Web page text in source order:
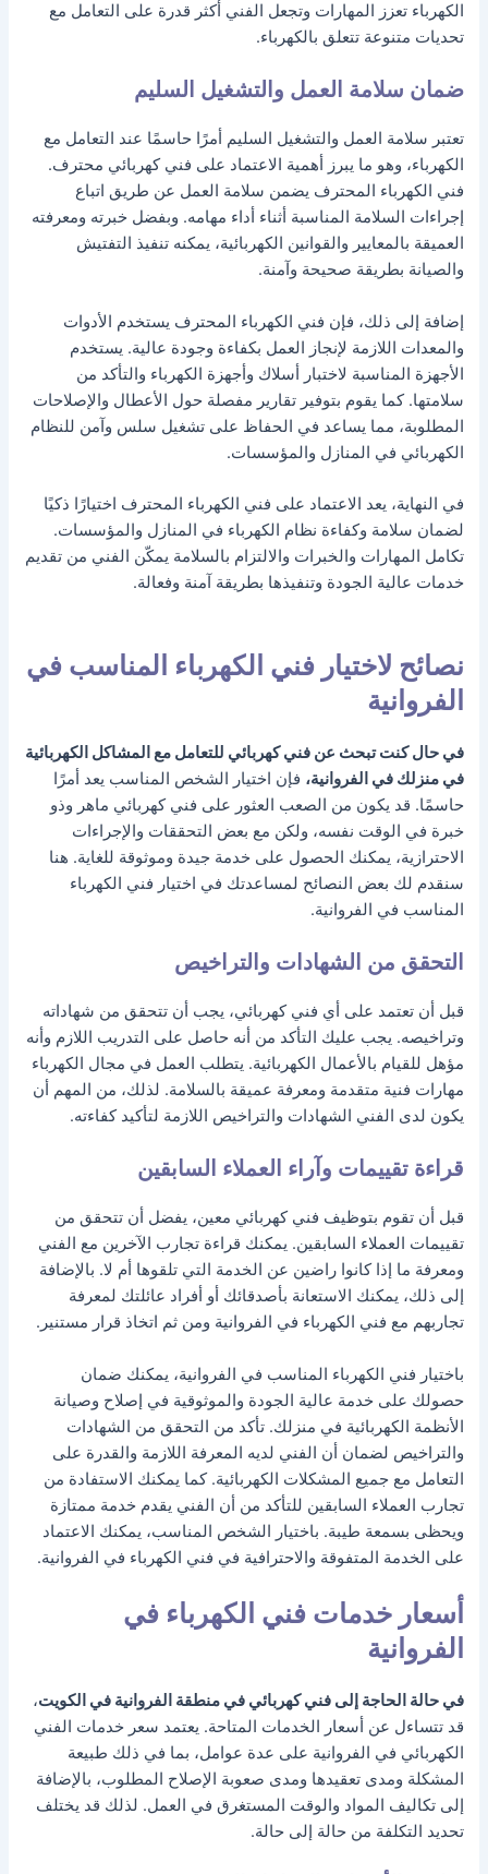
الكهرباء تعزز المهارات وتجعل الفني أكثر قدرة على التعامل مع
تحديات متنوعة تتعلق بالكهرباء.
ضمان سلامة العمل والتشغيل السليم
تعتبر سلامة العمل والتشغيل السليم أمرًا حاسمًا عند التعامل مع
الكهرباء، وهو ما يبرز أهمية الاعتماد على فني كهربائي محترف.
فني الكهرباء المحترف يضمن سلامة العمل عن طريق اتباع
إجراءات السلامة المناسبة أثناء أداء مهامه. وبفضل خبرته ومعرفته
العميقة بالمعايير والقوانين الكهربائية، يمكنه تنفيذ التفتيش
والصيانة بطريقة صحيحة وآمنة.
إضافة إلى ذلك، فإن فني الكهرباء المحترف يستخدم الأدوات
والمعدات اللازمة لإنجاز العمل بكفاءة وجودة عالية. يستخدم
الأجهزة المناسبة لاختبار أسلاك وأجهزة الكهرباء والتأكد من
سلامتها. كما يقوم بتوفير تقارير مفصلة حول الأعطال والإصلاحات
المطلوبة، مما يساعد في الحفاظ على تشغيل سلس وآمن للنظام
الكهربائي في المنازل والمؤسسات.
في النهاية، يعد الاعتماد على فني الكهرباء المحترف اختيارًا ذكيًا
لضمان سلامة وكفاءة نظام الكهرباء في المنازل والمؤسسات.
تكامل المهارات والخبرات والالتزام بالسلامة يمكّن الفني من تقديم
خدمات عالية الجودة وتنفيذها بطريقة آمنة وفعالة.
نصائح لاختيار فني الكهرباء المناسب في
الفروانية
في حال كنت تبحث عن فني كهربائي للتعامل مع المشاكل الكهربائية
في منزلك في الفروانية، فإن اختيار الشخص المناسب يعد أمرًا
حاسمًا. قد يكون من الصعب العثور على فني كهربائي ماهر وذو
خبرة في الوقت نفسه، ولكن مع بعض التحققات والإجراءات
الاحترازية، يمكنك الحصول على خدمة جيدة وموثوقة للغاية. هنا
سنقدم لك بعض النصائح لمساعدتك في اختيار فني الكهرباء
المناسب في الفروانية.
التحقق من الشهادات والتراخيص
قبل أن تعتمد على أي فني كهربائي، يجب أن تتحقق من شهاداته
وتراخيصه. يجب عليك التأكد من أنه حاصل على التدريب اللازم وأنه
مؤهل للقيام بالأعمال الكهربائية. يتطلب العمل في مجال الكهرباء
مهارات فنية متقدمة ومعرفة عميقة بالسلامة. لذلك، من المهم أن
يكون لدى الفني الشهادات والتراخيص اللازمة لتأكيد كفاءته.
قراءة تقييمات وآراء العملاء السابقين
قبل أن تقوم بتوظيف فني كهربائي معين، يفضل أن تتحقق من
تقييمات العملاء السابقين. يمكنك قراءة تجارب الآخرين مع الفني
ومعرفة ما إذا كانوا راضين عن الخدمة التي تلقوها أم لا. بالإضافة
إلى ذلك، يمكنك الاستعانة بأصدقائك أو أفراد عائلتك لمعرفة
تجاربهم مع فني الكهرباء في الفروانية ومن ثم اتخاذ قرار مستنير.
باختيار فني الكهرباء المناسب في الفروانية، يمكنك ضمان
حصولك على خدمة عالية الجودة والموثوقية في إصلاح وصيانة
الأنظمة الكهربائية في منزلك. تأكد من التحقق من الشهادات
والتراخيص لضمان أن الفني لديه المعرفة اللازمة والقدرة على
التعامل مع جميع المشكلات الكهربائية. كما يمكنك الاستفادة من
تجارب العملاء السابقين للتأكد من أن الفني يقدم خدمة ممتازة
ويحظى بسمعة طيبة. باختيار الشخص المناسب، يمكنك الاعتماد
على الخدمة المتفوقة والاحترافية في فني الكهرباء في الفروانية.
أسعار خدمات فني الكهرباء في
الفروانية
في حالة الحاجة إلى فني كهربائي في منطقة الفروانية في الكويت،
قد تتساءل عن أسعار الخدمات المتاحة. يعتمد سعر خدمات الفني
الكهربائي في الفروانية على عدة عوامل، بما في ذلك طبيعة
المشكلة ومدى تعقيدها ومدى صعوبة الإصلاح المطلوب، بالإضافة
إلى تكاليف المواد والوقت المستغرق في العمل. لذلك قد يختلف
تحديد التكلفة من حالة إلى حالة.